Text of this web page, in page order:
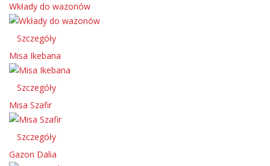
Wkłady do wazonów
Szczegóły
Misa Ikebana
Szczegóły
Misa Szafir
Szczegóły
Gazon Dalia